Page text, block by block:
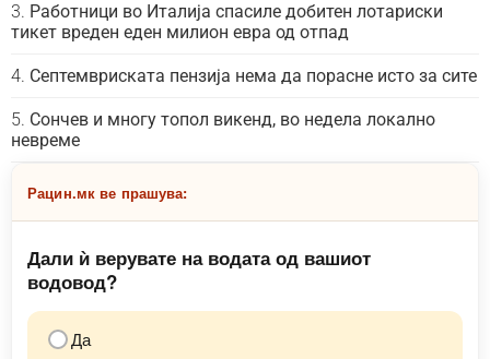
Работници во Италија спасиле добитен лотариски
тикет вреден еден милион евра од отпад
Септемвриската пензија нема да порасне исто за сите
Сончев и многу топол викенд, во недела локално
невреме
Рацин.мк ве прашува:
Дали ѝ верувате на водата од вашиот
водовод?
Да